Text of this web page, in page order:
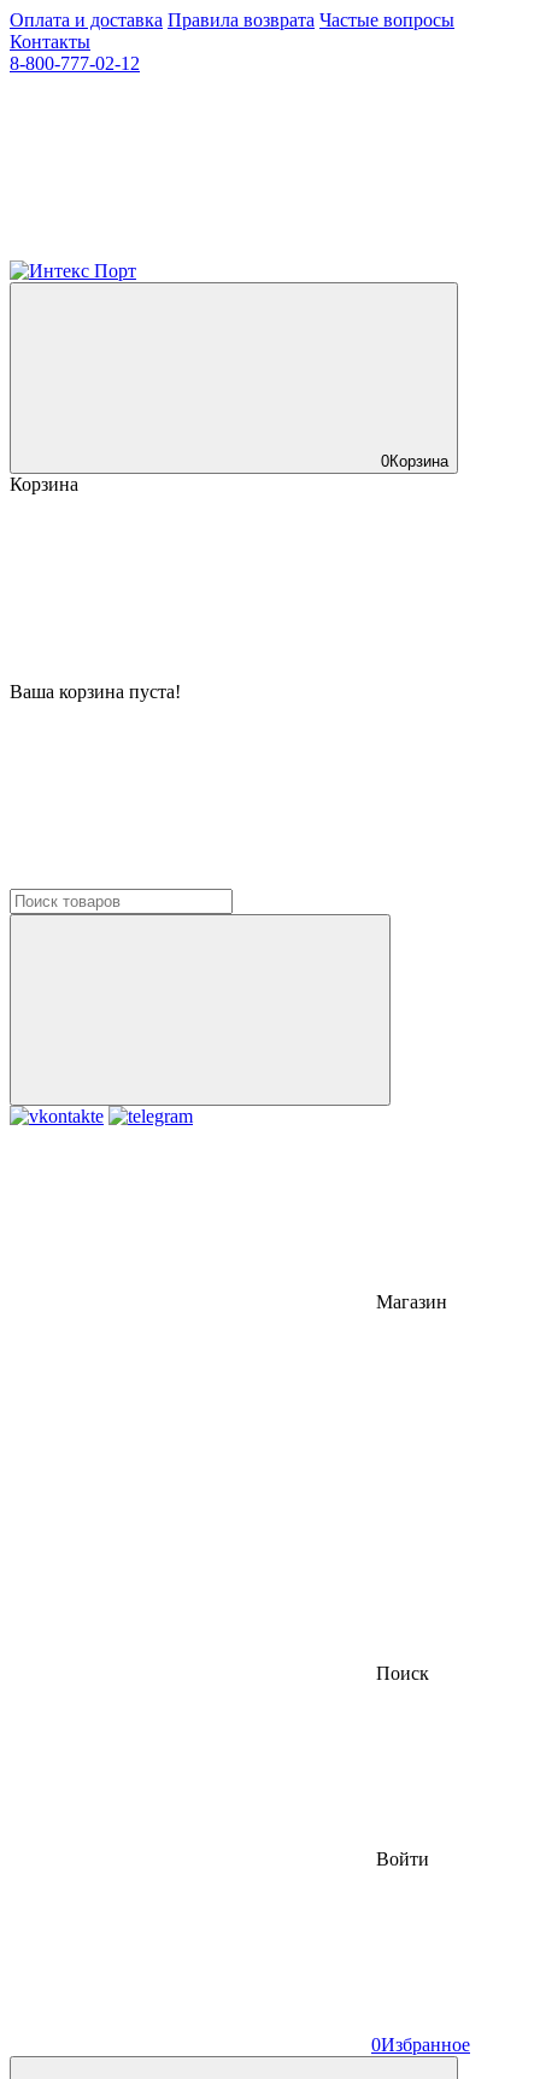
Оплата и доставка Правила возврата Частые вопросы
Контакты
8-800-777-02-12
0Корзина
Корзина
Ваша корзина пуста!
Магазин
Поиск
Войти
0Избранное